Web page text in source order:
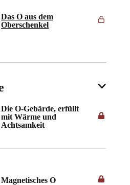
Das O aus dem
Oberschenkel
Die O-Gebärde, erfüllt
mit Wärme und
Achtsamkeit
Magnetisches O